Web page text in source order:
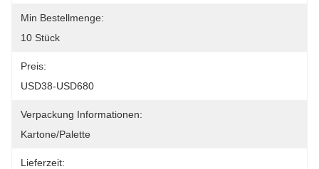
Min Bestellmenge:
10 Stück
Preis:
USD38-USD680
Verpackung Informationen:
Kartone/Palette
Lieferzeit: